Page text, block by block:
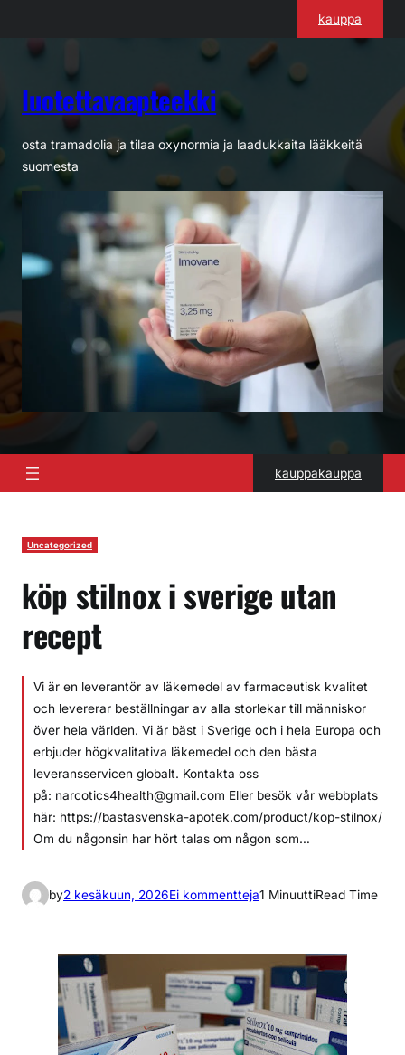
kauppa
luotettavaapteekki
osta tramadolia ja tilaa oxynormia ja laadukkaita lääkkeitä
suomesta
kauppakauppa
Uncategorized
köp stilnox i sverige utan
recept
Vi är en leverantör av läkemedel av farmaceutisk kvalitet
och levererar beställningar av alla storlekar till människor
över hela världen. Vi är bäst i Sverige och i hela Europa och
erbjuder högkvalitativa läkemedel och den bästa
leveransservicen globalt. Kontakta oss
på: narcotics4health@gmail.com Eller besök vår webbplats
här: https://bastasvenska-apotek.com/product/kop-stilnox/
Om du någonsin har hört talas om någon som…
by2 kesäkuun, 2026Ei kommenttejaa
k
e
l
1 MinuuttiRead Time